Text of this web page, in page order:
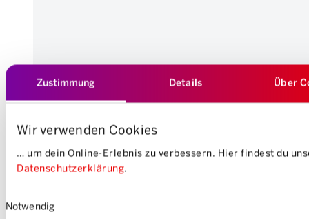
Zustimmung Details Über
Wir verwenden Cookies
… um dein Online-Erlebnis zu verbessern. Hier findest du
Datenschutzerklärung.
Notwendig